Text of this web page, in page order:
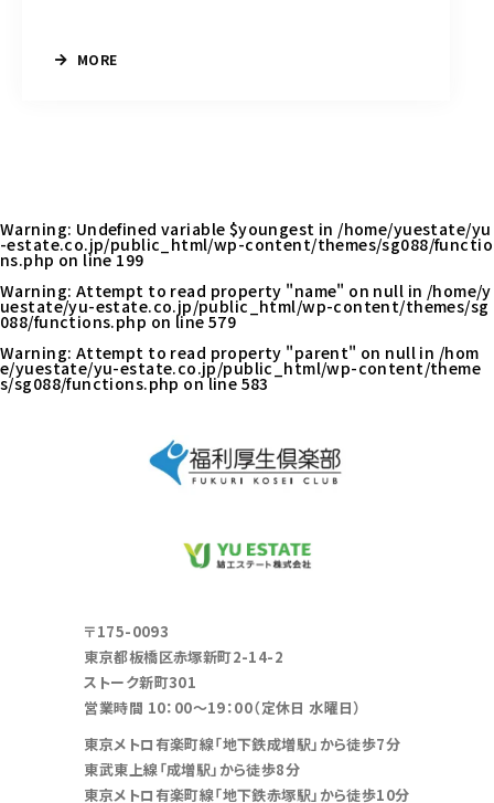
MORE
Warning: Undefined variable $youngest in /home/yuestate/yu
-estate.co.jp/public_html/wp-content/themes/sg088/functio
ns.php on line199
Warning: Attempt to read property "name" on null in /home/y
uestate/yu-estate.co.jp/public_html/wp-content/themes/sg
088/functions.php on line 579
Warning: Attempt to read property "parent" on null in /hom
e/yuestate/yu-estate.co.jp/public_html/wp-content/theme
s/sg088/functions.php on line 583
〒175-0093
東京都板橋区赤塚新町2-14-2
ストーク新町301
営業時間 10：00～19：00（定休日 水曜日）
東京メトロ有楽町線「地下鉄成増駅」から徒歩7分
東武東上線「成増駅」から徒歩8分
東京メトロ有楽町線「地下鉄赤塚駅」から徒歩10分